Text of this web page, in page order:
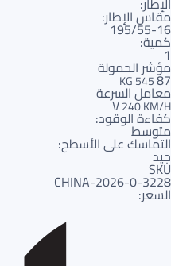
مقاس الإطار:
195/55-16
كمية:
1
مؤشر الحمولة
87
545 KG
معامل السرعة
V240 KM/H
كفاءة الوقود:
متوسط
التماسك على الأسطح:
جيد
SKU
3228-CHINA-2026-0
السعر: